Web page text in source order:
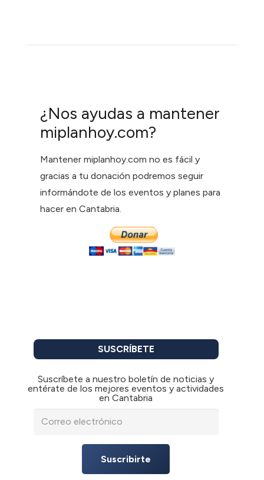
¿Nos ayudas a mantener
miplanhoy.com?
Mantener miplanhoy.com no es fácil y
gracias a tu donación podremos seguir
informándote de los eventos y planes para
hacer en Cantabria.
SUSCRÍBETE
Suscríbete a nuestro boletín de noticias y
entérate de los mejores eventos y actividades
en Cantabria
Suscribirte